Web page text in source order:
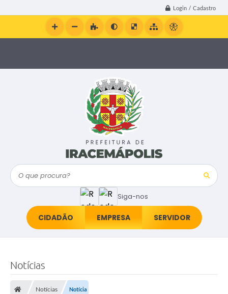
Login / Cadastro
Siga-nos
O que procura?
CIDADÃO EMPRESA SERVIDOR
Notícias
Notícias Notícia